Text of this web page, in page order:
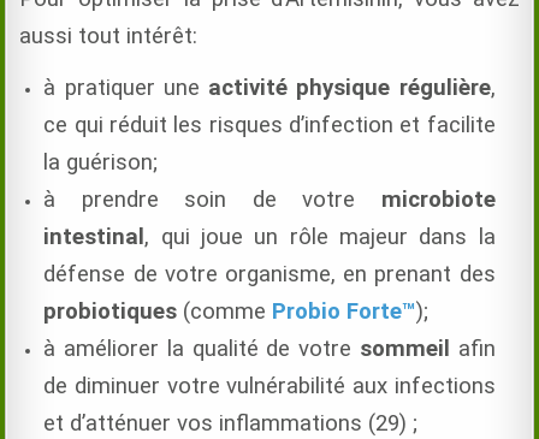
aussi tout intérêt:
à pratiquer une activité physique régulière,
ce qui réduit les risques d’infection et facilite
la guérison;
à prendre soin de votre microbiote
intestinal, qui joue un rôle majeur dans la
défense de votre organisme, en prenant des
probiotiques (comme Probio Forte™);
à améliorer la qualité de votre sommeil afin
de diminuer votre vulnérabilité aux infections
et d’atténuer vos inflammations (29) ;